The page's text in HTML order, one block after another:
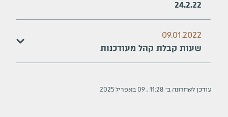
24.2.22
09.01.2022
שעות קבלת קהל מעודכנות
עודכן לאחרונה ב־ 11:28
,
09 באפריל 2025